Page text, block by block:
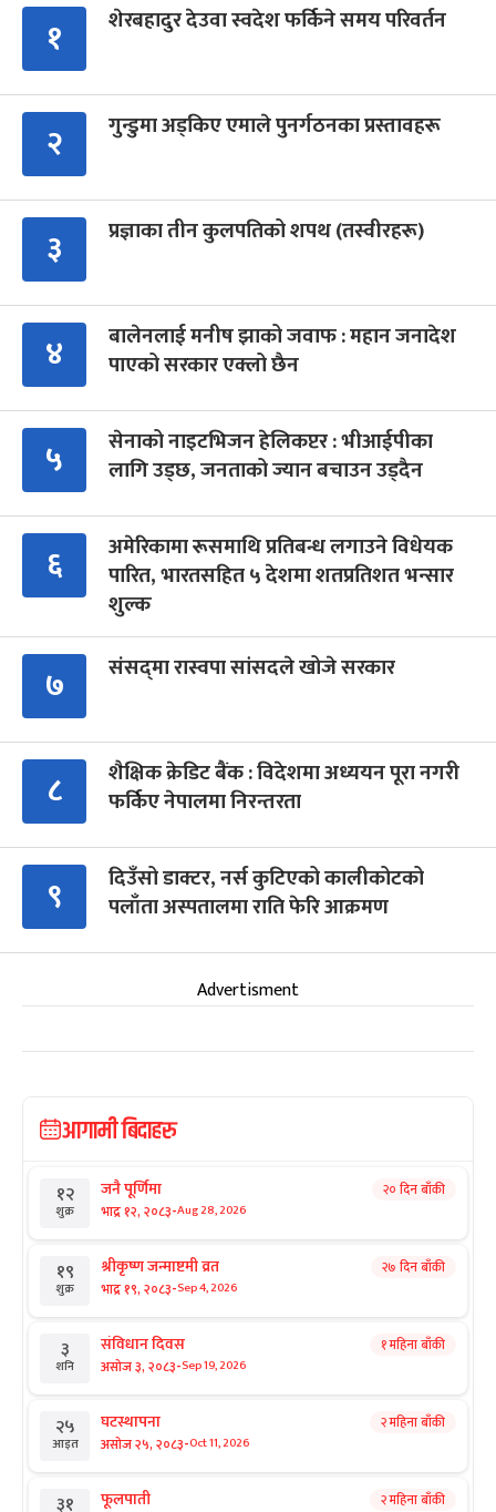
१ शेरबहादुर देउवा स्वदेश फर्किने समय परिवर्तन
२ गुन्डुमा अड्किए एमाले पुनर्गठनका प्रस्तावहरू
३ प्रज्ञाका तीन कुलपतिको शपथ (तस्वीरहरू)
४
बालेनलाई मनीष झाको जवाफ : महान जनादेश
पाएको सरकार एक्लो छैन
५
सेनाको नाइटभिजन हेलिकप्टर : भीआईपीका
लागि उड्छ, जनताको ज्यान बचाउन उड्दैन
६
अमेरिकामा रूसमाथि प्रतिबन्ध लगाउने विधेयक
पारित, भारतसहित ५ देशमा शतप्रतिशत भन्सार
शुल्क
७ संसद्‍मा रास्वपा सांसदले खोजे सरकार
८
शैक्षिक क्रेडिट बैंक : विदेशमा अध्ययन पूरा नगरी
फर्किए नेपालमा निरन्तरता
९
दिउँसो डाक्टर, नर्स कुटिएको कालीकोटको
पलाँता अस्पतालमा राति फेरि आक्रमण
Advertisment
आगामी बिदाहरु
१२
शुक्र
जनै पूर्णिमा
भाद्र १२, २०८३-Aug 28, 2026
२० दिन बाँकी
१९
शुक्र
श्रीकृष्ण जन्माष्टमी व्रत
भाद्र १९, २०८३-Sep 4, 2026
२७ दिन बाँकी
३
शनि
संविधान दिवस
असोज ३, २०८३-Sep 19, 2026
१ महिना बाँकी
२५
आइत
घटस्थापना
असोज २५, २०८३-Oct 11, 2026
२ महिना बाँकी
३१ फूलपाती २ महिना बाँकी